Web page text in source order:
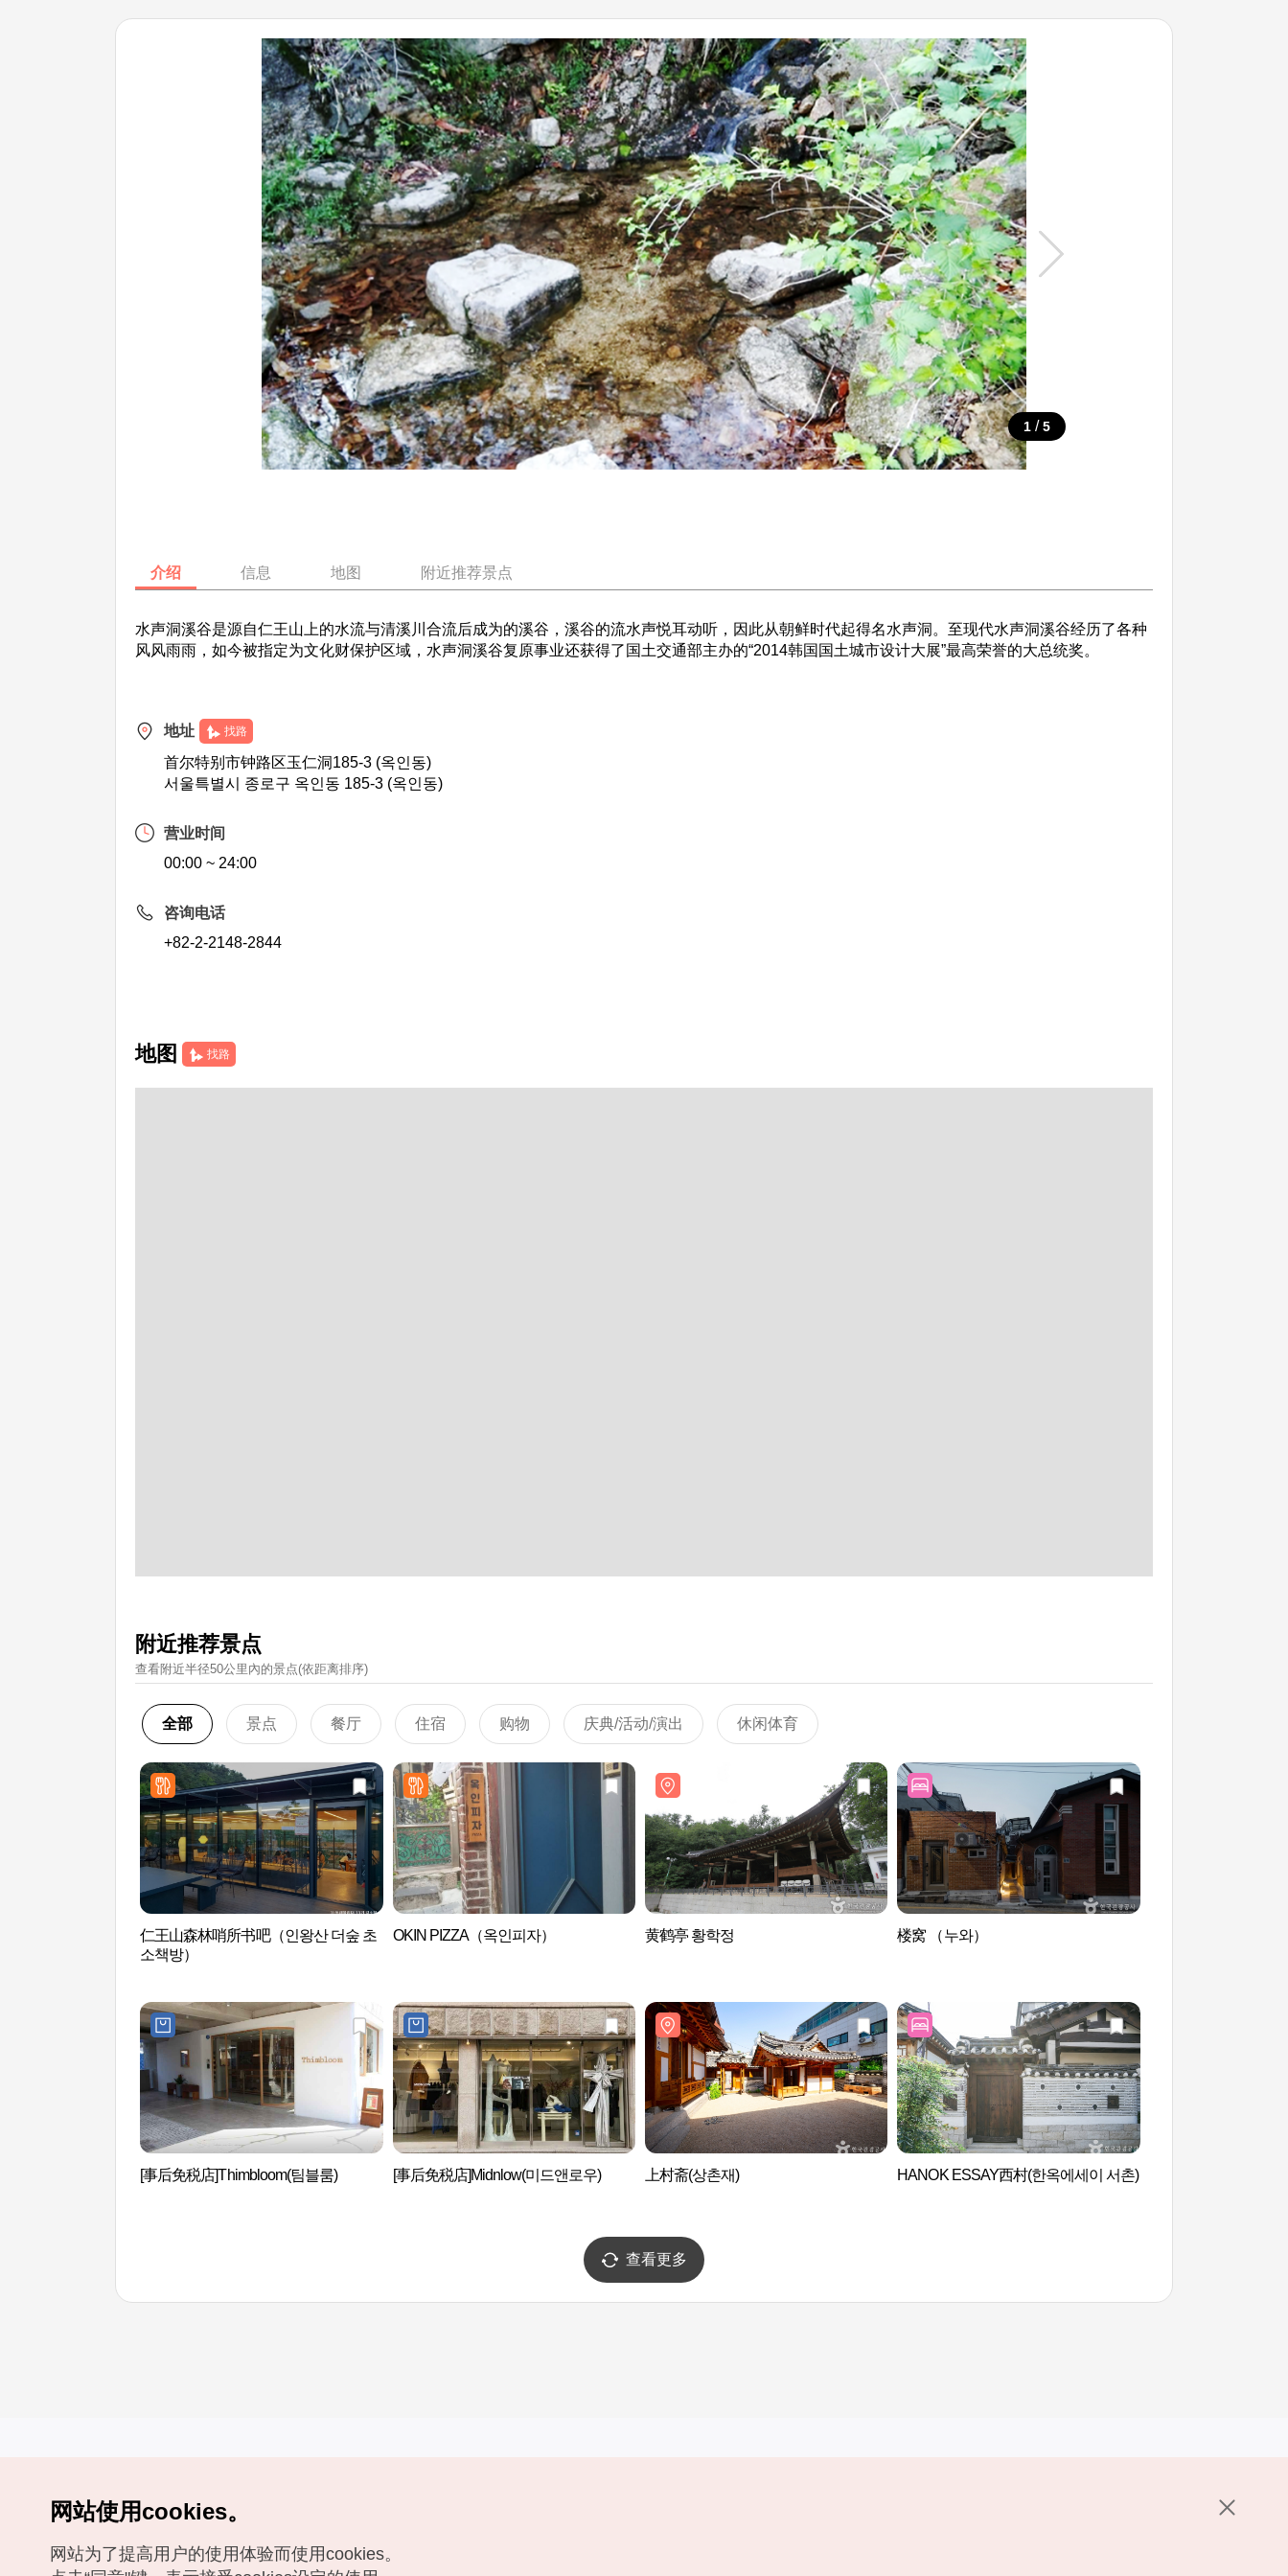
1 / 5
介绍 信息 地图 附近推荐景点
水声洞溪谷是源自仁王山上的水流与清溪川合流后成为的溪谷，溪谷的流水声悦耳动听，因此从朝鲜时代起得名水声洞。至现代水声洞溪谷经历了各种
风风雨雨，如今被指定为文化财保护区域，水声洞溪谷复原事业还获得了国土交通部主办的“2014韩国国土城市设计大展”最高荣誉的大总统奖。
地址 找路
首尔特别市钟路区玉仁洞185-3 (옥인동)
서울특별시 종로구 옥인동 185-3 (옥인동)
营业时间
00:00 ~ 24:00
咨询电话
+82-2-2148-2844
地图 找路
附近推荐景点
查看附近半径50公里內的景点(依距离排序)
全部 景点 餐厅 住宿 购物 庆典/活动/演出 休闲体育
仁王山森林哨所书吧（인왕산 더숲 초
소책방）
OKIN PIZZA（옥인피자） 黄鹤亭 황학정 楼窝 （누와）
[事后免税店]Thimbloom(팀블룸) [事后免税店]Midnlow(미드앤로우) 上村斋(상촌재) HANOK ESSAY西村(한옥에세이 서촌)
查看更多
如有相关疑问或建议，欢迎来信。VISITKOREA官方邮箱
chnsim@knto.or.kr
网站使用cookies。
网站为了提高用户的使用体验而使用cookies。